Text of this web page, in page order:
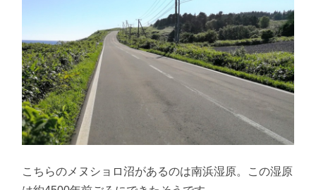
こちらのメヌショロ沼があるのは南浜湿原。この湿原